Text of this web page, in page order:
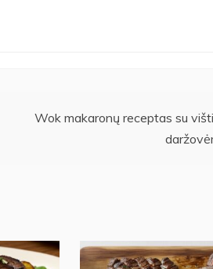
Wok makaronų receptas su